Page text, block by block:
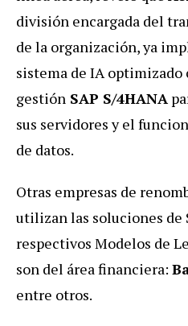
división encargada del
de la organización, ya
sistema de IA optimizado
gestión SAP S/4HANA
sus servidores y el
de datos.
Otras empresas de
utilizan las soluciones de
respectivos Modelos de
son del área financiera:
entre otros.